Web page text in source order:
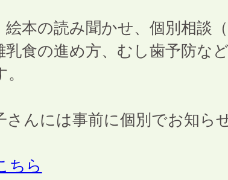
絵本の読み聞かせ、個別相談
乳食の進め方、むし歯予防な
さんには事前に個別でお知ら
ちら